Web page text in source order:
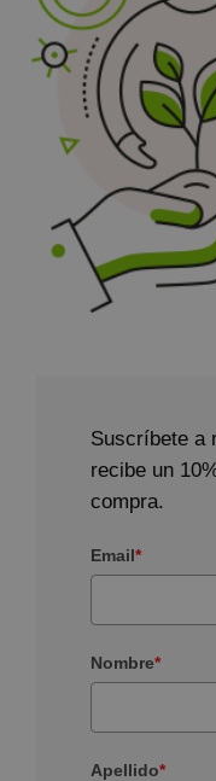
Suscríbete a
recibe un
compra.
Email*
Nombre*
Apellido*